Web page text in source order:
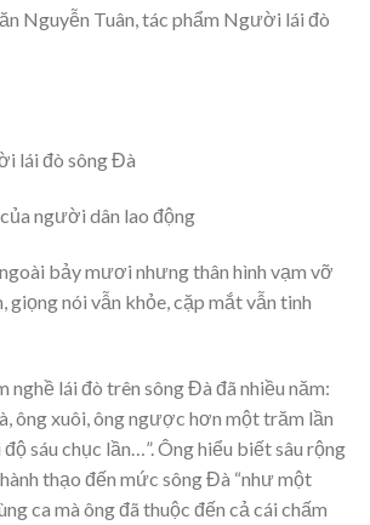
Nguyễn Tuân, tác phẩm Người lái đò
lái đò sông Đà
người dân lao động
bảy mươi nhưng thân hình vạm vỡ
giọng nói vẫn khỏe, cặp mắt vẫn tinh
nghề lái đò trên sông Đà đã nhiều năm:
ông xuôi, ông ngược hơn một trăm lần
sáu chục lần…”. Ông hiểu biết sâu rộng
thạo đến mức sông Đà “như một
ca mà ông đã thuộc đến cả cái chấm